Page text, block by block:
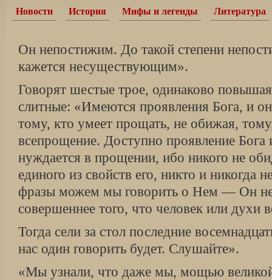
Новости История Мифы и легенды Литература
Он непостижим. До такой степени
кажется несуществующим».
Говорят шестые трое, одинаково
слитные: «Имеются проявления Бога, и
тому, кто умеет прощать, не обижая,
всепрощение. Доступно проявление Бога
нуждается в прощении, ибо никого не
единого из свойств его, никто и никогда
фразы можем мы говорить о Нем — Он
совершеннее того, что человек или духи
Тогда сели за стол последние
нас один говорить будет. Слушайте».
«Мы узнали, что даже мы, мощью